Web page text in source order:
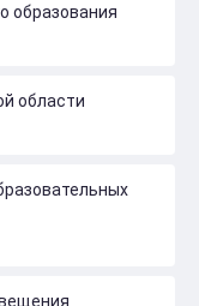
образования
области